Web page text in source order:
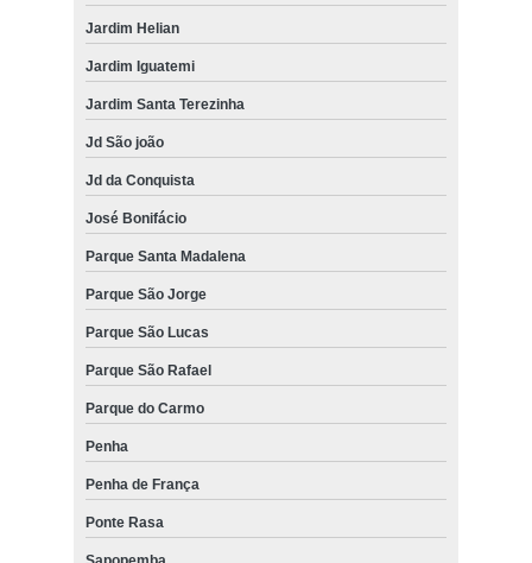
Jardim Helian
Jardim Iguatemi
Jardim Santa Terezinha
Jd São joão
Jd da Conquista
José Bonifácio
Parque Santa Madalena
Parque São Jorge
Parque São Lucas
Parque São Rafael
Parque do Carmo
Penha
Penha de França
Ponte Rasa